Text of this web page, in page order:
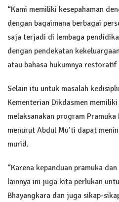
“Kami memiliki kesepahaman
dengan bagaimana berbagai
saja terjadi di lembaga
dengan pendekatan
atau bahasa hukumnya
Selain itu untuk masalah
Kementerian Dikdasmen
melaksanakan program Pramuka
menurut Abdul Mu’ti dapat
murid.
“Karena kepanduan pramuka
lainnya ini juga kita perlukan
Bhayangkara dan juga sikap-